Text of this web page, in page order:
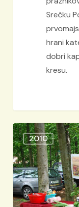
Srečku
hrani
dobri
kresu.
AVE
Grill
Roštiljada
Radenci
2010